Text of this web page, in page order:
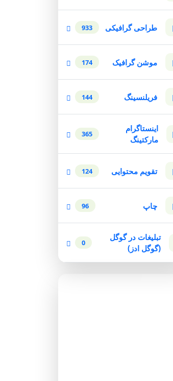
طراحی گرافیکی 933
موشن گرافیک 174
فریلنسینگ 144
اینستاگرام
مارکتینگ
365
تقویم محتوایی 124
چاپ 96
تبلیغات در گوگل
(گوگل ادز)
0